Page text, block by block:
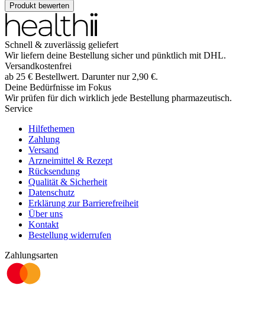
Produkt bewerten
Schnell & zuverlässig geliefert
Wir liefern deine Bestellung sicher und pünktlich mit DHL.
Versandkostenfrei
ab 25 € Bestellwert. Darunter nur 2,90 €.
Deine Bedürfnisse im Fokus
Wir prüfen für dich wirklich jede Bestellung pharmazeutisch.
Service
Hilfethemen
Zahlung
Versand
Arzneimittel & Rezept
Rücksendung
Qualität & Sicherheit
Datenschutz
Erklärung zur Barrierefreiheit
Über uns
Kontakt
Bestellung widerrufen
Zahlungsarten